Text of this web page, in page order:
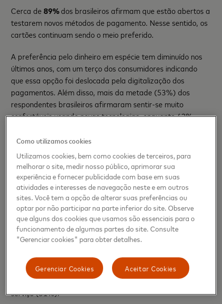
Cerca de89%dos brasileiros afirmam que estão abertos a
testarem novos métodos de pagamento. Nesse sentido, os
cartões continuam sendo o meio preferido.
A preferência pelo dinheiro em espécie tem diminuído nos
últimos anos, com um terço dos consumidores indicando
que essa opção foi deslocada pela digitalização dos
pagamentos. Além disso, mais da metade (53%) dos
respondentes brasileiros afirmaram sentir-se muito
confortáveis usando novas tecnologias, enquanto 42%
mercado, e apenas 5% responderam que ainda não se
sentem confortáveis. “Esse comportamento dos
consumidores é um incentivo para que empresas continuem
inovando e implementando novas tecnologias e serviços. Ao
mesmo tempo, são oportunidades para criar melhores
experiências, aumentar a segurança por meio de
criptografia de dados e, desta forma, se destacar em meio
a um ambiente cada vez mais competitivo”, conta Tangioni.
Dos entrevistados que revelaram disposição em usar novas
tecnologias, 59% afirmaram que a confiança nas medidas
de segurança é o principal motivo para o uso, seguido por
conveniência (36%) e familiaridade com a prestadora de
serviço (31%).
Como utilizamos cookies
Utilizamos cookies, bem como cookies de terceiros, para
melhorar o site, medir nosso público, aprimorar sua
experiência e fornecer publicidade com base em suas
atividades e interesses de navegação neste e em outros
sites. Você tem a opção de alterar suas preferências ou
optar por não participar na parte inferior do site. Observe
que alguns dos cookies que usamos são essenciais para o
funcionamento de algumas partes do site. Consulte
"Gerenciar cookies" para obter detalhes.
Aceitar Cookies
Gerenciar Cookies